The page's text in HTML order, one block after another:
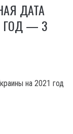
ДАТА
ГОД — 3
на 2021 год